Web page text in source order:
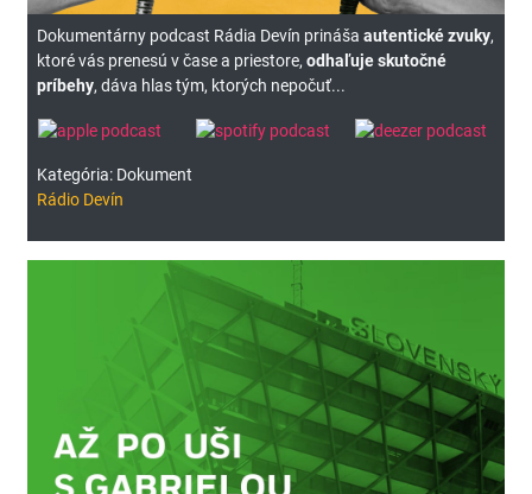
Dokumentárny podcast Rádia Devín prináša autentické zvuky,
ktoré vás prenesú v čase a priestore, odhaľuje skutočné
príbehy, dáva hlas tým, ktorých nepočuť...
Kategória: Dokument
Rádio Devín